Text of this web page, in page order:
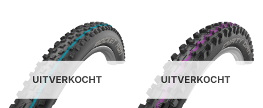
UITVERKOCHT UITVERKOCHT